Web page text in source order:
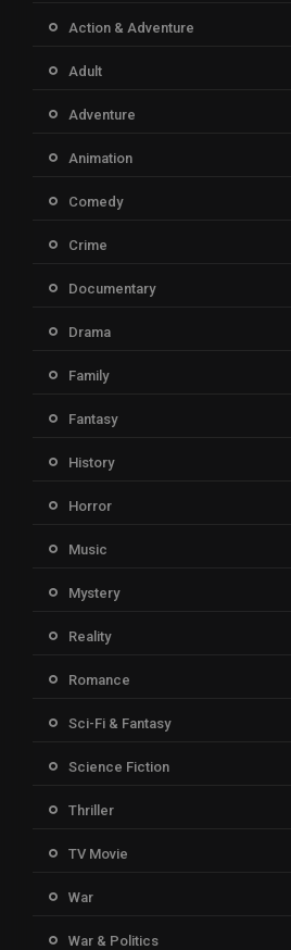
Action & Adventure
Adult
Adventure
Animation
Comedy
Crime
Documentary
Drama
Family
Fantasy
History
Horror
Music
Mystery
Reality
Romance
Sci-Fi & Fantasy
Science Fiction
Thriller
TV Movie
War
War & Politics